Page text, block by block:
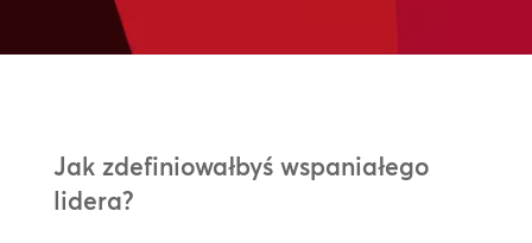
Jak zdefiniowałbyś wspaniałego
lidera?